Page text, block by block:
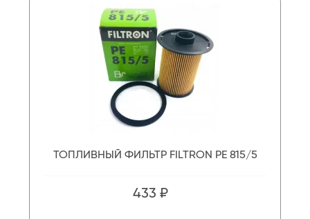
ТОПЛИВНЫЙ ФИЛЬТР FILTRON PE 815/5
433 ₽